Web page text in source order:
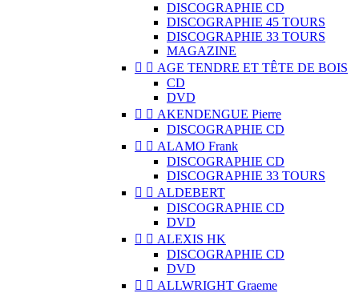
DISCOGRAPHIE CD
DISCOGRAPHIE 45 TOURS
DISCOGRAPHIE 33 TOURS
MAGAZINE
  AGE TENDRE ET TÊTE DE BOIS
CD
DVD
  AKENDENGUE Pierre
DISCOGRAPHIE CD
  ALAMO Frank
DISCOGRAPHIE CD
DISCOGRAPHIE 33 TOURS
  ALDEBERT
DISCOGRAPHIE CD
DVD
  ALEXIS HK
DISCOGRAPHIE CD
DVD
  ALLWRIGHT Graeme